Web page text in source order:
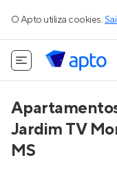
O Apto utiliza cookies.
Jardim TV
MS